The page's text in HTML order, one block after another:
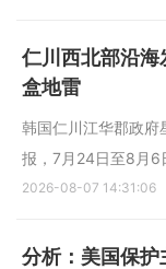
参鸡汤...
仁川西北部沿
盒地雷
韩国仁川江华郡政府
报，7月24日至8月6
发现12枚疑似由朝鲜
军方推测，这些地雷
2026-08-07 14:31:06
分析：美国保